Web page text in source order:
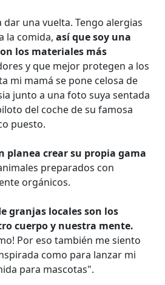
dar una vuelta. Tengo alergias
la comida,así que soy una
los materiales más
y que mejor protegen a los
mi mamá se pone celosa de
junto a una foto suya sentada
del coche de su famosa
puesto.
planea crear su propia gama
preparados con
orgánicos.
granjas locales son los
cuerpo y nuestra mente.
Por eso también me siento
como para lanzar mi
para mascotas".